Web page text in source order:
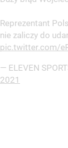
Reprezentant
nie zaliczy do
pic.twitter.com/
— ELEVEN
2021